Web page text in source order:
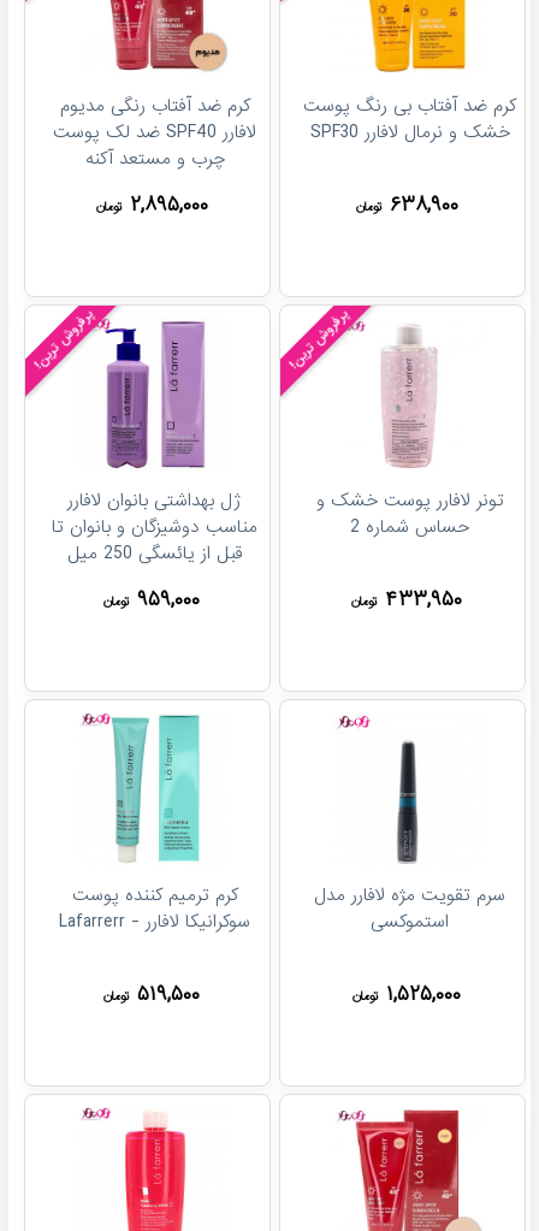
کرم ضد آفتاب بی رنگ پوست
خشک و نرمال لافارر SPF30
۶۳۸,۹۰۰ تومان
کرم ضد آفتاب رنگی مدیوم
لافارر SPF40 ضد لک پوست
چرب و مستعد آکنه
۲,۸۹۵,۰۰۰ تومان
پرفروش ترین!
تونر لافارر پوست خشک و
حساس شماره 2
۴۳۳,۹۵۰ تومان
پرفروش ترین!
ژل بهداشتی بانوان لافارر
مناسب دوشیزگان و بانوان تا
قبل از یائسگی 250 میل
۹۵۹,۰۰۰ تومان
سرم تقویت مژه لافارر مدل
استموکسی
۱,۵۲۵,۰۰۰ تومان
کرم ترمیم کننده پوست
سوکرانیکا لافارر - Lafarrerr
۵۱۹,۵۰۰ تومان